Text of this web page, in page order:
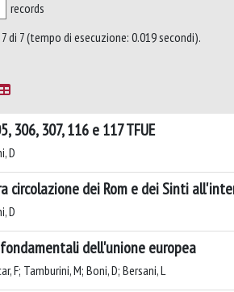
records
di 7 (tempo di esecuzione: 0.019 secondi).
306, 307, 116 e 117 TFUE
D
circolazione dei Rom e dei Sinti
D
dell'unione europea
F; Tamburini, M; Boni, D; Bersani, L